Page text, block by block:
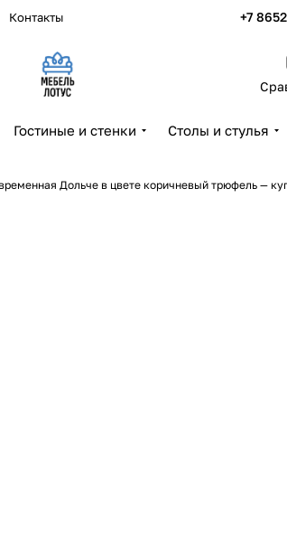
Контакты +7
Гостиные и стенки Столы и стулья
Дольче в цвете коричневый трюфель —